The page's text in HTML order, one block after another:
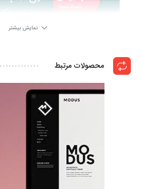
آخرین تغییرات و
2.6.0 4 سال ago
به نسخه جدید بروز شده است
نمایش بیشتر
محصولات مرتبط